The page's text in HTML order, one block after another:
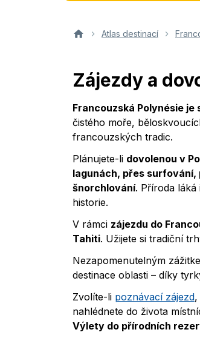
Atlas destinací
Zájezdy a
Francouzská Polynésie
čistého moře,
francouzských tradic.
Plánujete-li dovolenou v
lagunách, přes
šnorchlování. Příroda láká
historie.
V rámci zájezdu do
Tahiti. Užijete si tradiční
Nezapomenutelným
destinace oblasti – díky
Zvolíte-li poznávací zájezd,
nahlédnete do života
Výlety do přírodních